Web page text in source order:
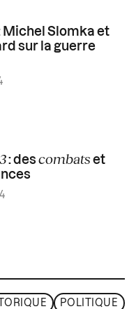
Michel Slomka et
sur la guerre
: des combatset
POLITIQUE